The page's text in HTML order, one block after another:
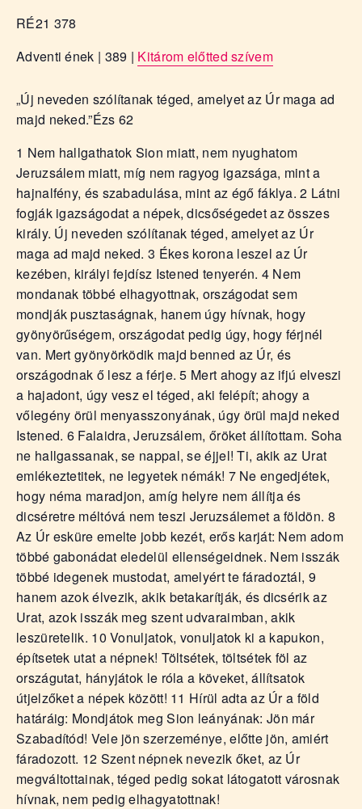
RÉ21 378
Adventi ének | 389 | Kitárom előtted szívem
„Új neveden szólítanak téged, amelyet az Úr maga ad
majd neked.”Ézs 62
1 Nem hallgathatok Sion miatt, nem nyughatom
Jeruzsálem miatt, míg nem ragyog igazsága, mint a
hajnalfény, és szabadulása, mint az égő fáklya. 2 Látni
fogják igazságodat a népek, dicsőségedet az összes
király. Új neveden szólítanak téged, amelyet az Úr
maga ad majd neked. 3 Ékes korona leszel az Úr
kezében, királyi fejdísz Istened tenyerén. 4 Nem
mondanak többé elhagyottnak, országodat sem
mondják pusztaságnak, hanem úgy hívnak, hogy
gyönyörűségem, országodat pedig úgy, hogy férjnél
van. Mert gyönyörködik majd benned az Úr, és
országodnak ő lesz a férje. 5 Mert ahogy az ifjú elveszi
a hajadont, úgy vesz el téged, aki felépít; ahogy a
vőlegény örül menyasszonyának, úgy örül majd neked
Istened. 6 Falaidra, Jeruzsálem, őröket állítottam. Soha
ne hallgassanak, se nappal, se éjjel! Ti, akik az Urat
emlékeztetitek, ne legyetek némák! 7 Ne engedjétek,
hogy néma maradjon, amíg helyre nem állítja és
dicséretre méltóvá nem teszi Jeruzsálemet a földön. 8
Az Úr esküre emelte jobb kezét, erős karját: Nem adom
többé gabonádat eledelül ellenségeidnek. Nem isszák
többé idegenek mustodat, amelyért te fáradoztál, 9
hanem azok élvezik, akik betakarítják, és dicsérik az
Urat, azok isszák meg szent udvaraimban, akik
leszüretelik. 10 Vonuljatok, vonuljatok ki a kapukon,
építsetek utat a népnek! Töltsétek, töltsétek föl az
országutat, hányjátok le róla a köveket, állítsatok
útjelzőket a népek között! 11 Hírül adta az Úr a föld
határáig: Mondjátok meg Sion leányának: Jön már
Szabadítód! Vele jön szerzeménye, előtte jön, amiért
fáradozott. 12 Szent népnek nevezik őket, az Úr
megváltottainak, téged pedig sokat látogatott városnak
hívnak, nem pedig elhagyatottnak!